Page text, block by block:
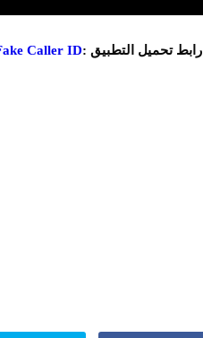
رابط تحميل التطبيق :Caller ID